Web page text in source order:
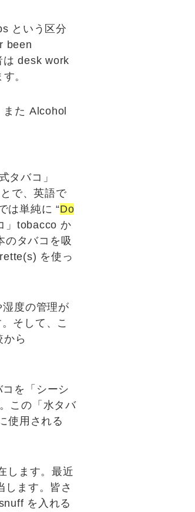
という区分
been
は desk work
。
また Alcohol
タバコ 」
で、英語で
は単純に “Do
」tobacco か
のタバコを吸
を使っ
度の管理が
そして、こ
から
を「 シーシ
この「 水タバ
使用される
します。最近
します。皆さ
を入れる